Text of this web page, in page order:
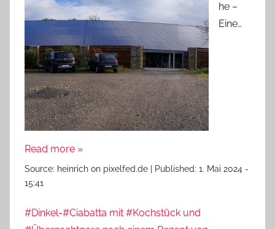
he –
Eine…
Read more »
Source: heinrich on pixelfed.de Published: 1. Mai 2024 -
15:41
#Dinkel-#Ciabatta mit #Kochstück und